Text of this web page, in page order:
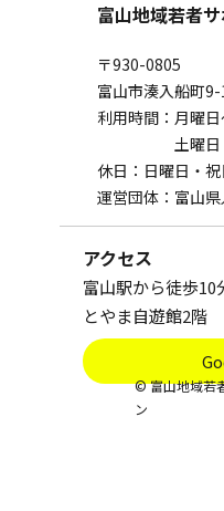
©︎ 富山地域若
ン
富山地域若者
〒930-0805
富山市湊入船町
利用時間： 月曜
土曜
休日： 日曜日・
運営団体： 富山
アクセス
富山駅から徒歩10
とやま自遊館2階